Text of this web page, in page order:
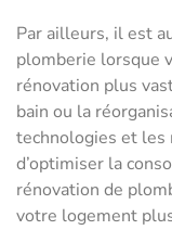
Par ailleurs, il est
plomberie lorsque
rénovation plus
bain ou la
technologies et
d’optimiser la
rénovation de
votre logement